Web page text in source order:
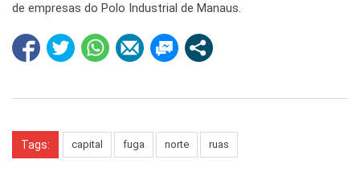
de empresas do Polo Industrial de Manaus.
Tags: capital fuga norte ruas